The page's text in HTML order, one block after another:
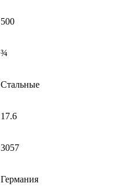
500
¾
Стальные
17.6
3057
Германия